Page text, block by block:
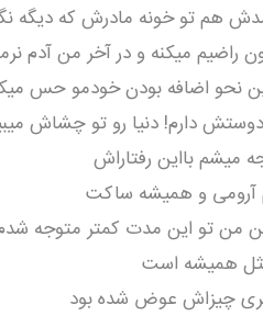
هم تو خونه مادرش که دیگه نگم
راضیم میکنه و در آخر من آدم
نحو اضافه بودن خودمو حس
دارم! دنیا رو تو چشاش
میشم بااین رفتاراش
آرومی و همیشه ساکت
من تو این مدت کمتر متوجه
همیشه است
چیزاش عوض شده بود